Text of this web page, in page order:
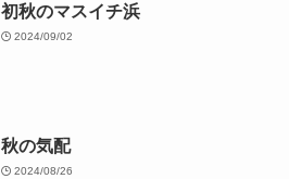
初秋のマスイチ浜
2024/09/02
秋の気配
2024/08/26